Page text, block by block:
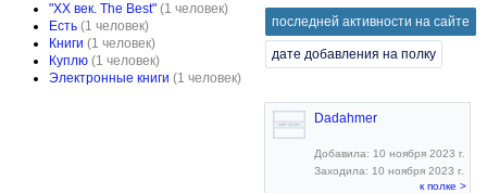
"XX век. The Best" (1 человек)
Есть (1 человек)
Книги (1 человек)
Куплю (1 человек)
Электронные книги (1 человек)
последней активности на сайте
дате добавления на полку
Dadahmer
Добавила: 10 ноября 2023 г.
Заходила: 10 ноября 2023 г.
к полке >